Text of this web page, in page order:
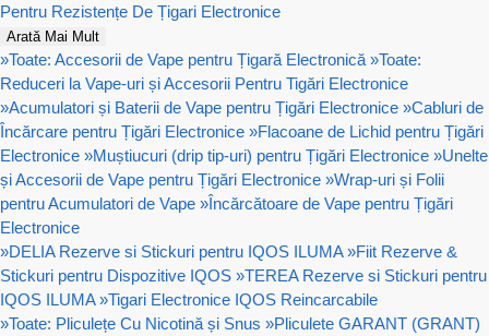
Pentru Rezistențe De Țigari Electronice
Arată Mai Mult
»Toate: Accesorii de Vape pentru Țigară Electronică »Toate:
Reduceri la Vape-uri și Accesorii Pentru Tigări Electronice
»Acumulatori și Baterii de Vape pentru Țigări Electronice »Cabluri de
Încărcare pentru Țigări Electronice »Flacoane de Lichid pentru Țigări
Electronice »Muștiucuri (drip tip-uri) pentru Țigări Electronice »Unelte
și Accesorii de Vape pentru Țigări Electronice »Wrap-uri și Folii
pentru Acumulatori de Vape »Încărcătoare de Vape pentru Țigări
Electronice
»DELIA Rezerve si Stickuri pentru IQOS ILUMA »Fiit Rezerve &
Stickuri pentru Dispozitive IQOS »TEREA Rezerve si Stickuri pentru
IQOS ILUMA »Tigari Electronice IQOS Reincarcabile
»Toate: Pliculețe Cu Nicotină și Snus »Pliculete GARANT (GRANT)